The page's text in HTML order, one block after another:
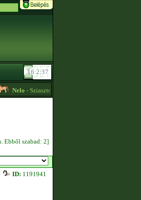
Nelo- Sziasztok! Level 4-es szintű felszereléseket
Ebből szabad: 2]
ID: 1191941